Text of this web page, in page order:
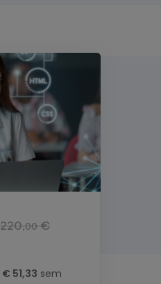
220,00 €